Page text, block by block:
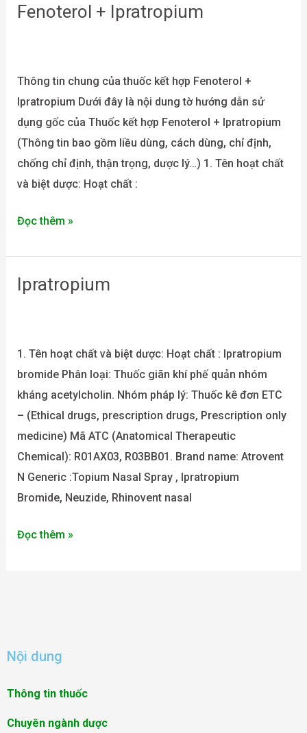
Fenoterol + Ipratropium
Thông tin chung của thuốc kết hợp Fenoterol +
Ipratropium Dưới đây là nội dung tờ hướng dẫn sử
dụng gốc của Thuốc kết hợp Fenoterol + Ipratropium
(Thông tin bao gồm liều dùng, cách dùng, chỉ định,
chống chỉ định, thận trọng, dược lý…) 1. Tên hoạt chất
và biệt dược: Hoạt chất :
Fenoterol
Đọc thêm »
Ipratropium
1. Tên hoạt chất và biệt dược: Hoạt chất : Ipratropium
bromide Phân loại: Thuốc giãn khí phế quản nhóm
kháng acetylcholin. Nhóm pháp lý: Thuốc kê đơn ETC
– (Ethical drugs, prescription drugs, Prescription only
medicine) Mã ATC (Anatomical Therapeutic
Chemical): R01AX03, R03BB01. Brand name: Atrovent
N Generic :Topium Nasal Spray , Ipratropium
Bromide, Neuzide, Rhinovent nasal
Ipratropium
Đọc thêm »
Nội dung
Thông tin thuốc
Chuyên ngành dược